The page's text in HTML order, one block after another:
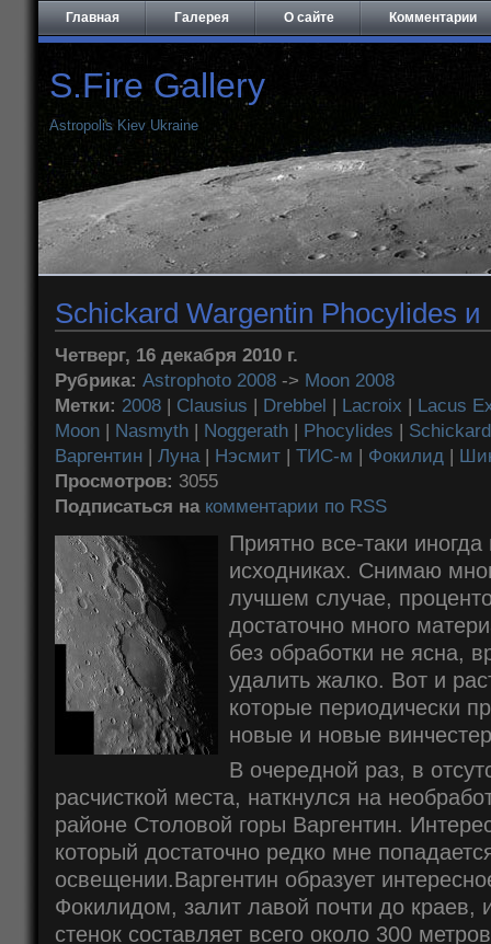
Главная Галерея О сайте Комментарии
S.Fire Gallery
Astropolis Kiev Ukraine
Schickard Wargentin Phocylides и
Четверг, 16 декабря 2010 г.
Рубрика: Astrophoto 2008 -> Moon 2008
Метки: 2008 | Clausius | Drebbel | Lacroix | Lacus
Moon | Nasmyth | Noggerath | Phocylides | Schickard
Варгентин | Луна| Нэсмит | ТИС-м | Фокилид |
Просмотров: 3055
Подписаться на комментарии по RSS
Приятно все-таки иногда
исходниках. Снимаю
лучшем случае,
достаточно много
без обработки не ясна,
удалить жалко. Вот и
которые периодически
новые и новые
В очередной раз, в
расчисткой места, наткнулся на
районе Столовой горы Варгентин.
который достаточно редко мне
освещении.Варгентин образует
Фокилидом, залит лавой почти до краев,
стенок составляет всего около 300